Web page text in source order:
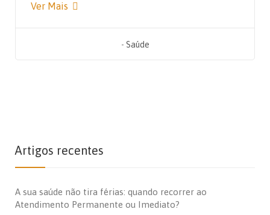
Ver Mais
- Saúde
Artigos recentes
A sua saúde não tira férias: quando recorrer ao
Atendimento Permanente ou Imediato?